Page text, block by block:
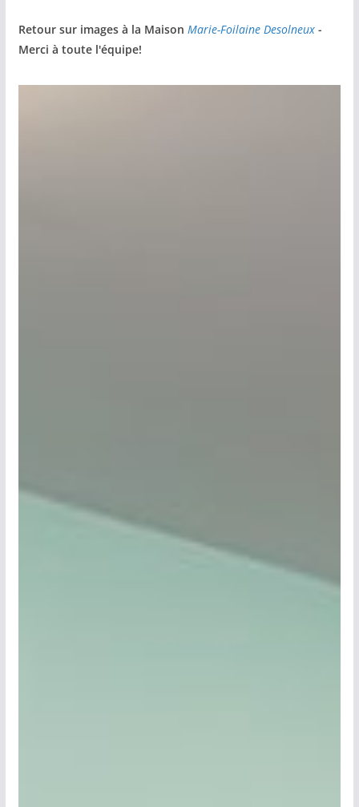
Retour sur images à la Maison Marie-Foilaine Desolneux-
Merci à toute l'équipe!